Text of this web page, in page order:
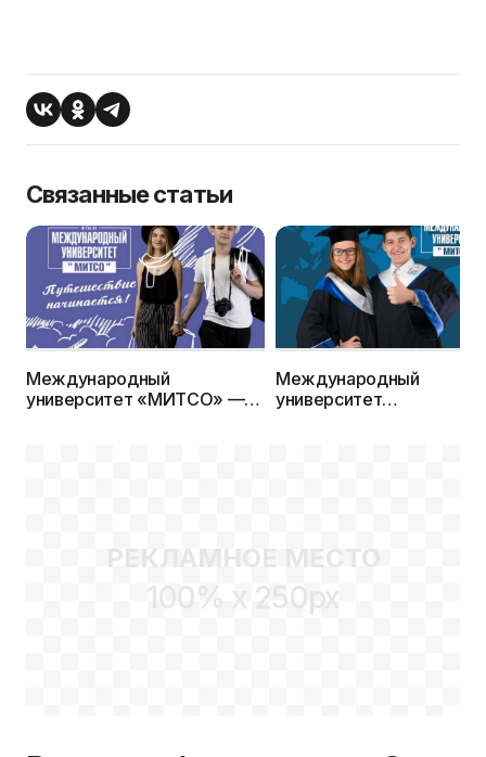
Связанные статьи
Международный
университет «МИТСО» —
Международный
университет
РЕКЛАМНОЕ МЕСТО
100% x 250px